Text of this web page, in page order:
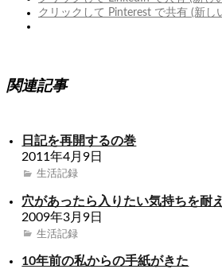
クリックして Pinterest で共有 (新し
関連記事
日記を再開するの巻
2011年4月9日
生活記録
穴があったら入りたい気持ちを耐
2009年3月9日
生活記録
10年前の私からの手紙がきた